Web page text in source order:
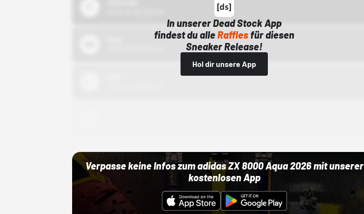
In unserer Dead Stock App
findest du alleRaffles für diesen
Sneaker Release!
Hol dir unsere App
Verpasse keine Infos zum adidas ZX 8000 Aqua 2026 mit unserer
kostenlosen App